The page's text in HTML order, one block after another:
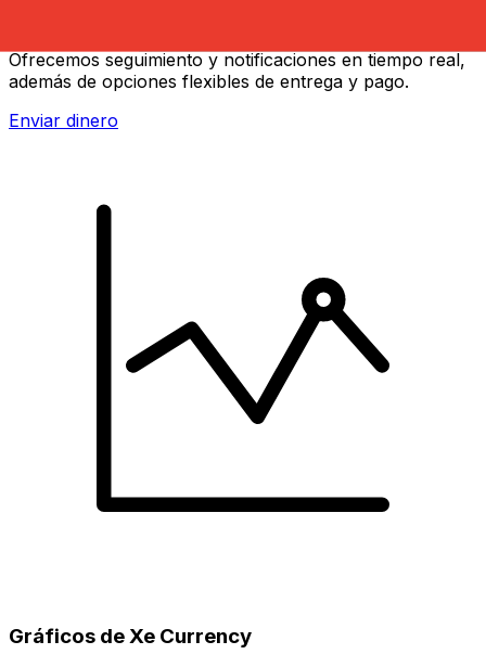
Ofrecemos seguimiento y notificaciones en tiempo real,
además de opciones flexibles de entrega y pago.
Enviar dinero
Gráficos de Xe Currency